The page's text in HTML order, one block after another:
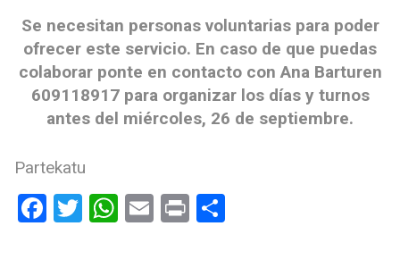
Se necesitan personas voluntarias para poder
ofrecer este servicio. En caso de que puedas
colaborar ponte en contacto con Ana Barturen
609118917 para organizar los días y turnos
antes del miércoles, 26 de septiembre.
Partekatu
Facebook
Twitter
WhatsApp
Email
PrintShare